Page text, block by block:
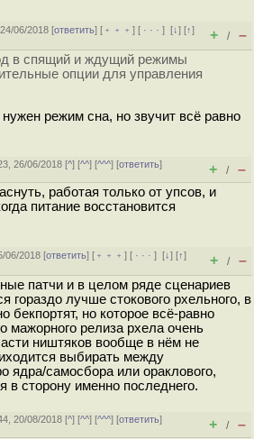
06/2018 [ответить] [ ﹢﹢﹢] [ · · ·][↓] [↑]
+ / –
в спящий и ждущий режимы
опции для управления
режим сна, но звучит всё равно
26/06/2018 [^] [^^] [^^^] [ответить]
+ / –
работая только от упсов, и
питание восстановится
06/2018 [ответить] [ ﹢﹢﹢] [ · · ·][↓] [↑]
+ / –
патчи и в целом ряде сценариев
гораздо лучше стокового рхельного, в
бекпортят, но которое всё-равно
мажорного релиза рхела очень
ништяков вообще в нём не
выбирать между
ядра/самосбора или ораклового,
в сторону именно последнего.
20/08/2018 [^] [^^] [^^^] [ответить]
+ / –